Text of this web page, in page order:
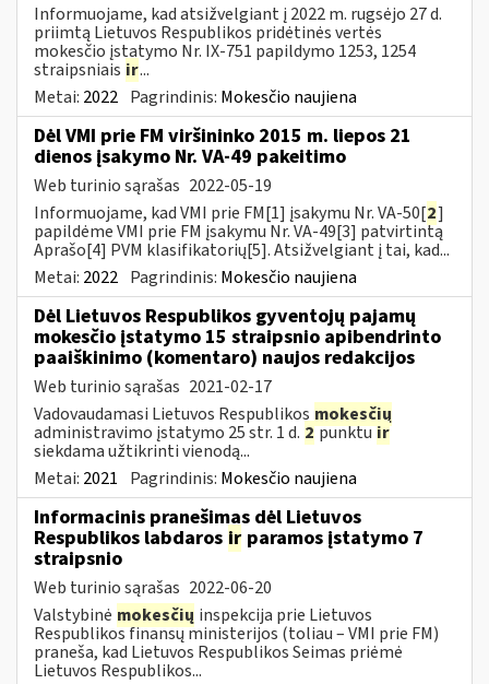
Informuojame, kad atsižvelgiant į 2022 m. rugsėjo 27 d.
priimtą Lietuvos Respublikos pridėtinės vertės
mokesčio įstatymo Nr. IX-751 papildymo 1253, 1254
straipsniais ir...
Metai: 2022 Pagrindinis: Mokesčio naujiena
Dėl VMI prie FM viršininko 2015 m. liepos 21
dienos įsakymo Nr. VA-49 pakeitimo
Web turinio sąrašas 2022-05-19
Informuojame, kad VMI prie FM[1] įsakymu Nr. VA-50[2]
papildėme VMI prie FM įsakymu Nr. VA-49[3] patvirtintą
Aprašo[4] PVM klasifikatorių[5]. Atsižvelgiant į tai, kad...
Metai: 2022 Pagrindinis: Mokesčio naujiena
Dėl Lietuvos Respublikos gyventojų pajamų
mokesčio įstatymo 15 straipsnio apibendrinto
paaiškinimo (komentaro) naujos redakcijos
Web turinio sąrašas 2021-02-17
Vadovaudamasi Lietuvos Respublikos mokesčių
administravimo įstatymo 25 str. 1 d. 2punktuir
siekdama užtikrinti vienodą...
Metai: 2021 Pagrindinis: Mokesčio naujiena
Informacinis pranešimas dėl Lietuvos
Respublikos labdaros ir paramos įstatymo 7
straipsnio
Web turinio sąrašas 2022-06-20
Valstybinė mokesčių inspekcija prie Lietuvos
Respublikos finansų ministerijos (toliau – VMI prie FM)
praneša, kad Lietuvos Respublikos Seimas priėmė
Lietuvos Respublikos...